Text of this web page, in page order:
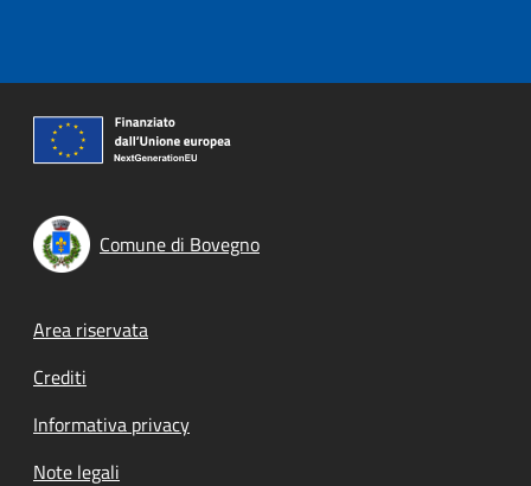
Comune di Bovegno
Footer menu
Area riservata
Crediti
Informativa privacy
Note legali